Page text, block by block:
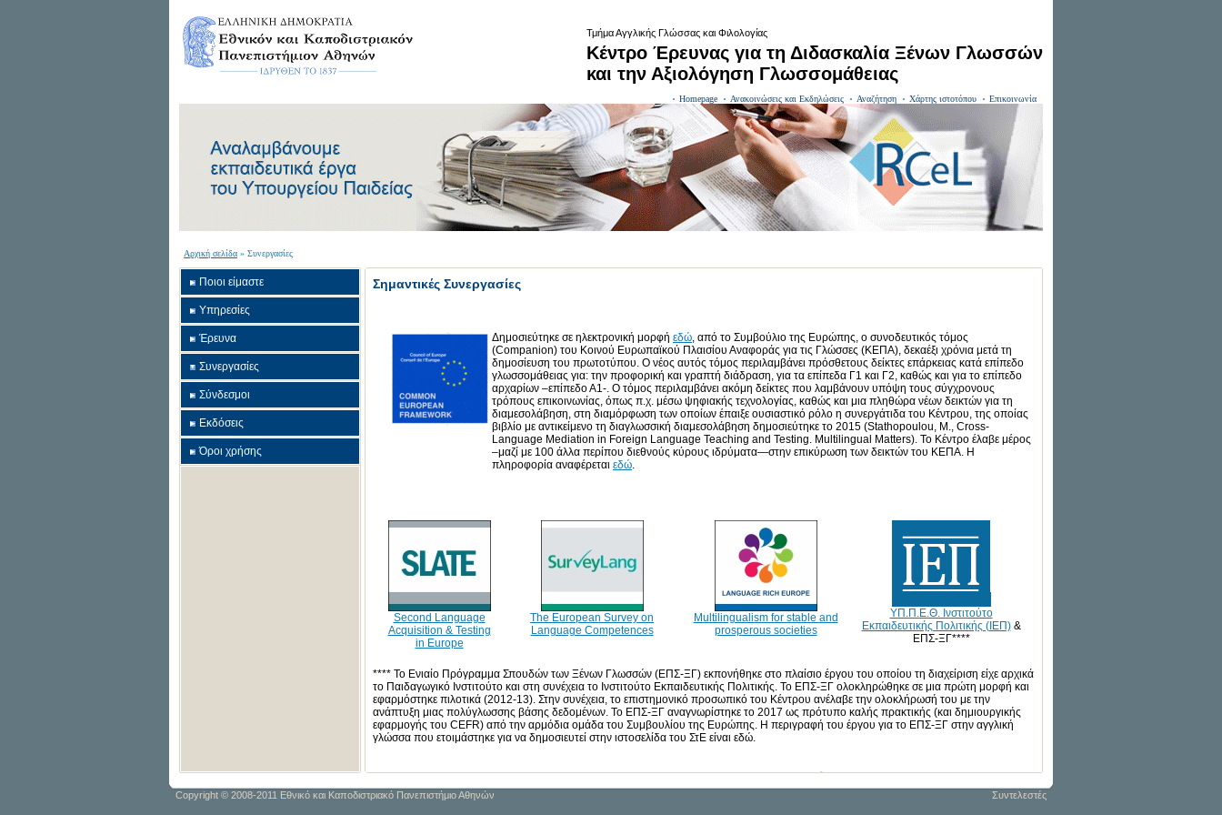
Τμήμα Αγγλικής Γλώσσας και Φιλολογίας
Κέντρο Έρευνας για τη Διδασκαλία Ξένων Γλωσσών
και την Αξιολόγηση Γλωσσομάθειας
Homepage Ανακοινώσεις και Εκδηλώσεις Αναζήτηση Χάρτης ιστοτόπου Επικοινωνία
Αρχική σελίδα » Συνεργασίες
Ποιοι είμαστε
Υπηρεσίες
Έρευνα
Συνεργασίες
Σύνδεσμοι
Εκδόσεις
Όροι χρήσης
Σημαντικές Συνεργασίες
Δημοσιεύτηκε σε ηλεκτρονική μορφή εδώ, από το Συμβούλιο της Ευρώπης, ο συνοδευτικός τόμος
(Companion) του Κοινού Ευρωπαϊκού Πλαισίου Αναφοράς για τις Γλώσσες (ΚΕΠΑ), δεκαέξι χρόνια μετά τη
δημοσίευση του πρωτοτύπου. Ο νέος αυτός τόμος περιλαμβάνει πρόσθετους δείκτες επάρκειας κατά επίπεδο
γλωσσομάθειας για: την προφορική και γραπτή διάδραση, για τα επίπεδα Γ1 και Γ2, καθώς και για το επίπεδο
αρχαρίων –επίπεδο Α1-. Ο τόμος περιλαμβάνει ακόμη δείκτες που λαμβάνουν υπόψη τους σύγχρονους
τρόπους επικοινωνίας, όπως π.χ. μέσω ψηφιακής τεχνολογίας, καθώς και μια πληθώρα νέων δεικτών για τη
διαμεσολάβηση, στη διαμόρφωση των οποίων έπαιξε ουσιαστικό ρόλο η συνεργάτιδα του Κέντρου, της οποίας
βιβλίο με αντικείμενο τη διαγλωσσική διαμεσολάβηση δημοσιεύτηκε το 2015 (Stathopoulou, M., Cross-
Language Mediation in Foreign Language Teaching and Testing. Multilingual Matters). Το Κέντρο έλαβε μέρος
–μαζί με 100 άλλα περίπου διεθνούς κύρους ιδρύματα—στην επικύρωση των δεικτών του ΚΕΠΑ. Η
πληροφορία αναφέρεται εδώ.
Second Language
Acquisition & Testing
in Europe
The European Survey on
Language Competences
Multilingualism for stable and
prosperous societies
ΥΠ.Π.Ε.Θ. Ινστιτούτο
Εκπαιδευτικής Πολιτικής (ΙΕΠ)&
ΕΠΣ-ΞΓ****
**** Το Ενιαίο Πρόγραμμα Σπουδών των Ξένων Γλωσσών (ΕΠΣ-ΞΓ) εκπονήθηκε στο πλαίσιο έργου του οποίου τη διαχείριση είχε αρχικά
το Παιδαγωγικό Ινστιτούτο και στη συνέχεια το Ινστιτούτο Εκπαιδευτικής Πολιτικής. Το ΕΠΣ-ΞΓ ολοκληρώθηκε σε μια πρώτη μορφή και
εφαρμόστηκε πιλοτικά (2012-13). Στην συνέχεια, το επιστημονικό προσωπικό του Κέντρου ανέλαβε την ολοκλήρωσή του με την
ανάπτυξη μιας πολύγλωσσης βάσης δεδομένων. Το ΕΠΣ-ΞΓ αναγνωρίστηκε το 2017 ως πρότυπο καλής πρακτικής (και δημιουργικής
εφαρμογής του CEFR) από την αρμόδια ομάδα του Συμβουλίου της Ευρώπης. Η περιγραφή του έργου για το ΕΠΣ-ΞΓ στην αγγλική
γλώσσα που ετοιμάστηκε για να δημοσιευτεί στην ιστοσελίδα του ΣτΕ είναι εδώ.
Συντελεστές
Copyright © 2008-2011 Εθνικό και Καποδιστριακό Πανεπιστήμιο Αθηνών